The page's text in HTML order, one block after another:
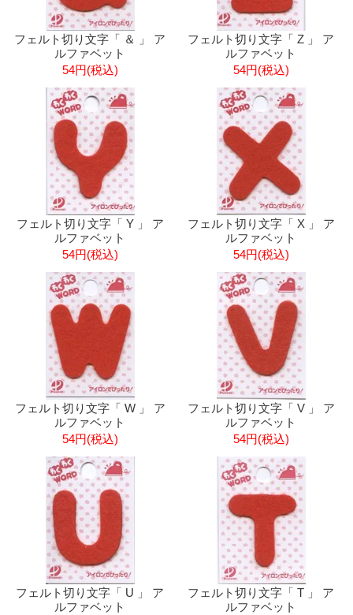
フェルト切り文字「 ＆ 」 ア
ルファベット
54円(税込)
フェルト切り文字「 Z 」 ア
ルファベット
54円(税込)
フェルト切り文字「 Y 」 ア
ルファベット
54円(税込)
フェルト切り文字「 X 」 ア
ルファベット
54円(税込)
フェルト切り文字「 W 」 ア
ルファベット
54円(税込)
フェルト切り文字「 V 」 ア
ルファベット
54円(税込)
フェルト切り文字「 U 」 ア
ルファベット
フェルト切り文字「 T 」 ア
ルファベット